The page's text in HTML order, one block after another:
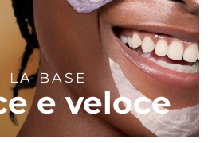
LA BASE
e veloce